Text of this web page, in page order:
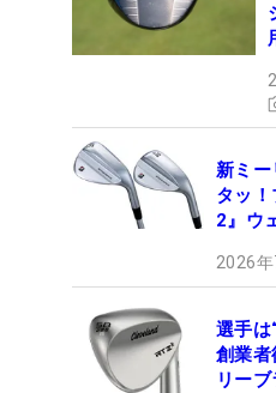
新ミー
タッ
2』ウ
2026
選手は
創業者
リー